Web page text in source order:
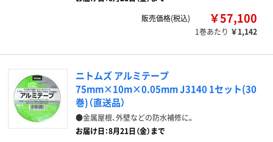
販売価格(税込)
￥57,100
1巻あたり ￥1,142
ニトムズ アルミテープ
75mm×10m×0.05mm J3140 1セット(30
巻)（直送品）
●金属屋根、外壁などの防水補修に。
お届け日：8月21日（金）まで